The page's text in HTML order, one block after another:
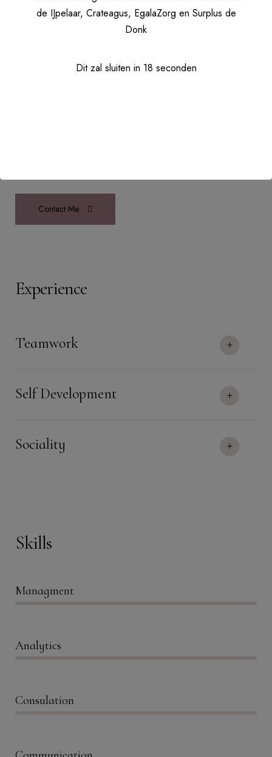
condimentum ullamcorper. Quisque dolor risus, blandit et
Contact Me
Experience
Teamwork
Self Development
Sociality
Skills
Managment
Analytics
Consulation
de IJpelaar, Crateagus, EgalaZorg en Surplus de
Donk
Dit zal sluiten in 17 seconden